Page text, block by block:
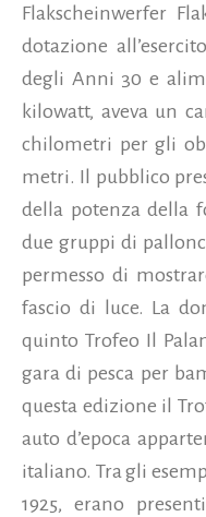
Flakscheinwerfer
dotazione
degli Anni 30 e
kilowatt, aveva un
chilometri per gli
metri. Il pubblico
della potenza della
due gruppi di
permesso di
fascio di luce. La
quinto Trofeo Il
gara di pesca per
questa edizione il
auto d’epoca
italiano. Tra gli
1925, erano